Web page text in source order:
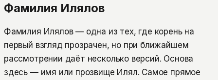
Фамилия Илялов
Фамилия Илялов — одна из тех, где корень на
первый взгляд прозрачен, но при ближайшем
рассмотрении даёт несколько версий. Основа
здесь — имя или прозвище Илял. Самое прямое